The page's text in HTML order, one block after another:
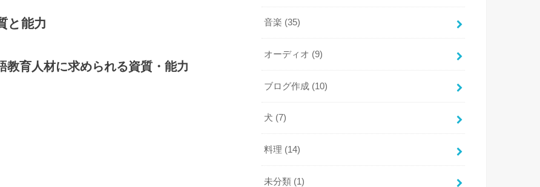
と能力
教育人材に求められる資質・能力
音楽 (35)
オーディオ (9)
ブログ作成 (10)
犬 (7)
料理 (14)
未分類 (1)